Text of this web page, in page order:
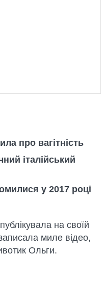
про вагітність
італійський
у 2017 році
на своїй
миле відео,
Ольги.